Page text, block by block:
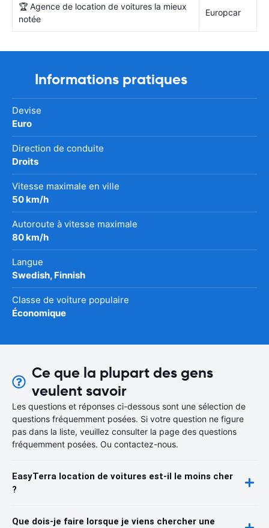
🏆 Agence de location de voitures la mieux
notée
Europcar
Informations pratiques
Devise
Euro
Direction de conduite
Droits
Vitesse maximale en ville
50 km/h
Autoroute à vitesse maximale
80 km/h
Langue
Swedish, Finnish
Classe de voiture populaire
Économique
Ce que la plupart des gens
veulent savoir
Les questions et réponses ci-dessous sont une sélection de
questions fréquemment posées. Si votre question ne figure
pas dans la liste, veuillez consulter la page des questions
fréquemment posées. Ou contactez-nous.
EasyTerra location de voitures est-il le moins cher
?
Que dois-je faire lorsque je viens chercher une